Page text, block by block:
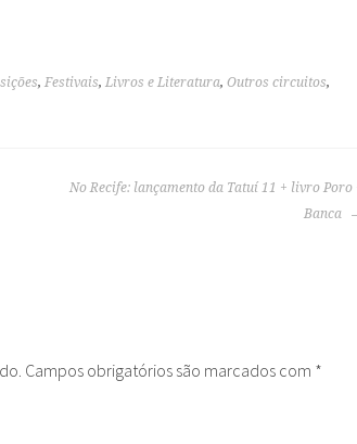
, Festivais, Livros e Literatura, Outros circuitos,
No Recife: lançamento da Tatuí 11 + livro Poro
Banca
Campos obrigatórios são marcados com *